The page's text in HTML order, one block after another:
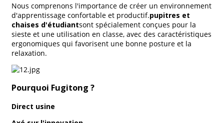
Nous comprenons l'importance de créer un environnement
d'apprentissage confortable et productif.pupitres et
chaises d'étudiantsont spécialement conçues pour la
sieste et une utilisation en classe, avec des caractéristiques
ergonomiques qui favorisent une bonne posture et la
relaxation.
Pourquoi Fugitong ?
Direct usine